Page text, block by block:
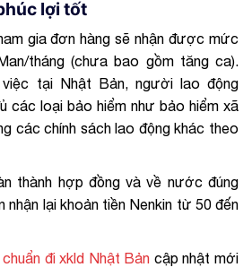
lợi tốt
gia đơn hàng sẽ nhận được mức
tháng (chưa bao gồm tăng ca).
việc tại Nhật Bản, người lao động
các loại bảo hiểm như bảo hiểm xã
các chính sách lao động khác theo
thành hợp đồng và về nước đúng
nhận lại khoản tiền Nenkin từ 50 đến
đi xkld Nhật Bản cập nhật mới